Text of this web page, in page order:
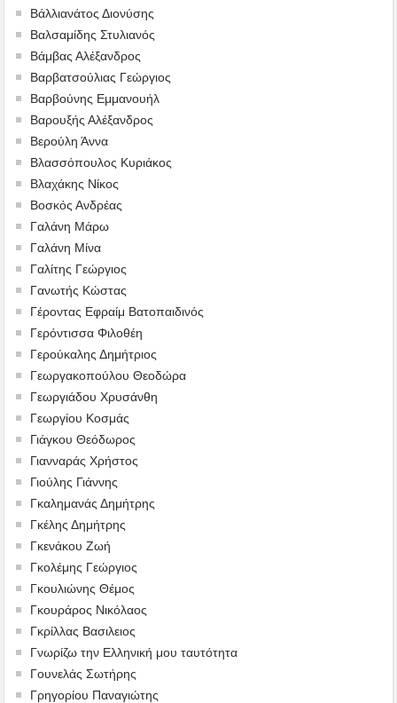
Βάλλιανάτος Διονύσης
Βαλσαμίδης Στυλιανός
Βάμβας Αλέξανδρος
Βαρβατσούλιας Γεώργιος
Βαρβούνης Εμμανουήλ
Βαρουξής Αλέξανδρος
Βερούλη Άννα
Βλασσόπουλος Κυριάκος
Βλαχάκης Νίκος
Βοσκός Ανδρέας
Γαλάνη Μάρω
Γαλάνη Μίνα
Γαλίτης Γεώργιος
Γανωτής Κώστας
Γέροντας Εφραίμ Βατοπαιδινός
Γερόντισσα Φιλοθέη
Γερούκαλης Δημήτριος
Γεωργακοπούλου Θεοδώρα
Γεωργιάδου Χρυσάνθη
Γεωργίου Κοσμάς
Γιάγκου Θεόδωρος
Γιανναράς Χρήστος
Γιούλης Γιάννης
Γκαλημανάς Δημήτρης
Γκέλης Δημήτρης
Γκενάκου Ζωή
Γκολέμης Γεώργιος
Γκουλιώνης Θέμος
Γκουράρος Νικόλαος
Γκρίλλας Βασιλειος
Γνωρίζω την Ελληνική μου ταυτότητα
Γουνελάς Σωτήρης
Γρηγορίου Παναγιώτης